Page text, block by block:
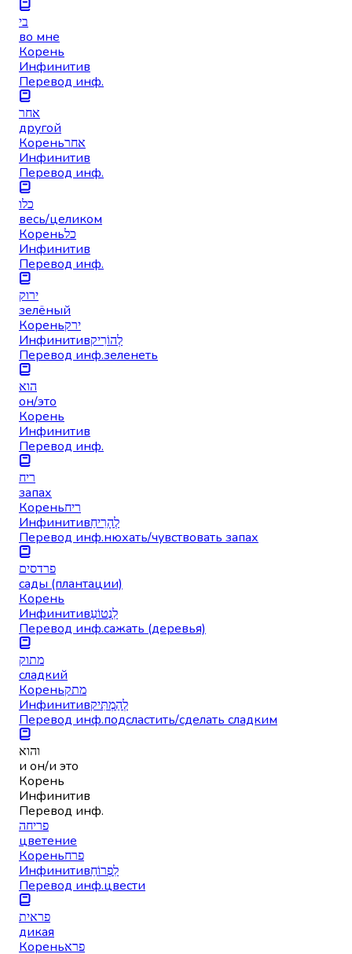
בי
во мне
Корень
Инфинитив
Перевод инф.
אחר
другой
Кореньאחר
Инфинитив
Перевод инф.
כלו
весь/целиком
Кореньכל
Инфинитив
Перевод инф.
ירוק
зелёный
Кореньירק
Инфинитивלְהוֹרִיק
Перевод инф.зеленеть
הוא
он/это
Корень
Инфинитив
Перевод инф.
ריח
запах
Кореньריח
Инфинитивלְהָרִיחַ
Перевод инф.нюхать/чувствовать запах
פרדסים
сады (плантации)
Корень
Инфинитивלִנְטוֹעַ
Перевод инф.сажать (деревья)
מתוק
сладкий
Кореньמתק
Инфинитивלְהַמְתִּיק
Перевод инф.подсластить/сделать сладким
והוא
и он/и это
Корень
Инфинитив
Перевод инф.
פריחה
цветение
Кореньפרח
Инфинитивלִפְרוֹחַ
Перевод инф.цвести
פראית
дикая
Кореньפרא